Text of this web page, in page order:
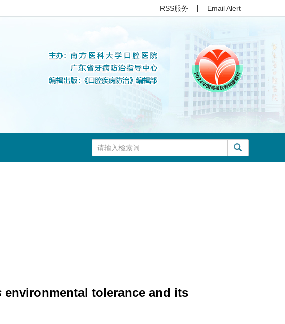
RSS服务 Email Alert
environmental tolerance and its